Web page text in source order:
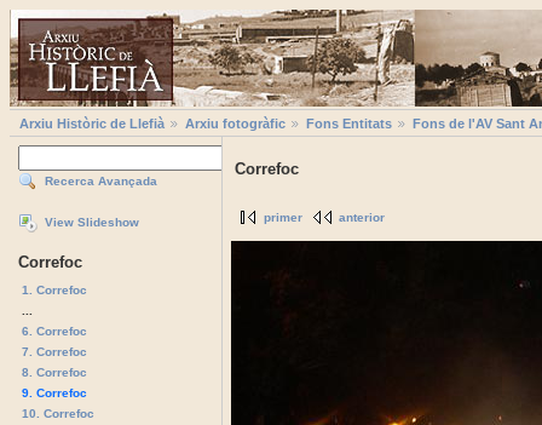
Arxiu Històric de Llefià Arxiu fotogràfic Fons Entitats Fons de l'AV Sant
Recerca Avançada
View Slideshow
Correfoc
1. Correfoc
6. Correfoc
7. Correfoc
8. Correfoc
9. Correfoc
10. Correfoc
Correfoc
primer anterior